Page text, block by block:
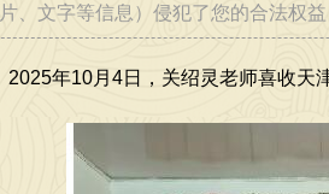
07-02]
片、文字等信息）侵犯了您的合法权
2025年10月4日，关绍灵老师喜收天